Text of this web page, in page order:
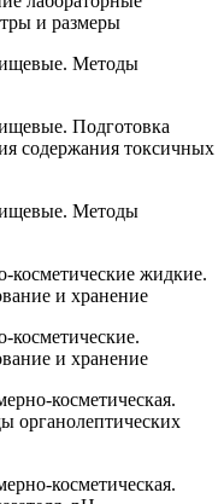
и размеры
Методы
Подготовка
содержания токсичных
Методы
жидкие.
и хранение
и хранение
косметическая.
органолептических
косметическая.